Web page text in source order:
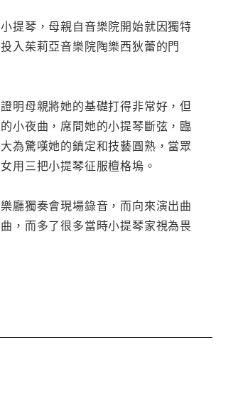
提琴，母親自音樂院開始就因獨特
入茱莉亞音樂院陶樂西狄蕾的門
明母親將她的基礎打得非常好，但
小夜曲，席間她的小提琴斷弦，臨
為驚嘆她的鎮定和技藝圓熟，當眾
用三把小提琴征服檀格塢。
廳獨奏會現場錄音，而向來演出曲
，而多了很多當時小提琴家視為畏